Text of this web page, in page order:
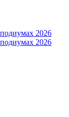
2026
2026